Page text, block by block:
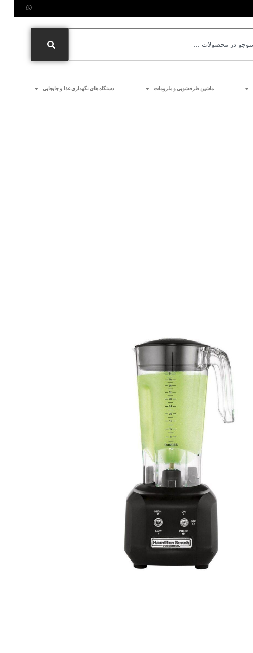
ماشین ظرفشویی و ملزومات دستگاه های نگهداری غذا و جابجایی